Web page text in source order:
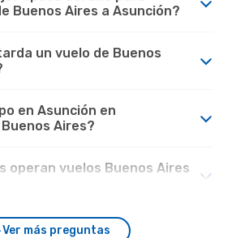
Buenos Aires a Asunción?
un vuelo de Buenos
en Asunción en
Aires?
operan vuelos Buenos Aires
Ver más preguntas